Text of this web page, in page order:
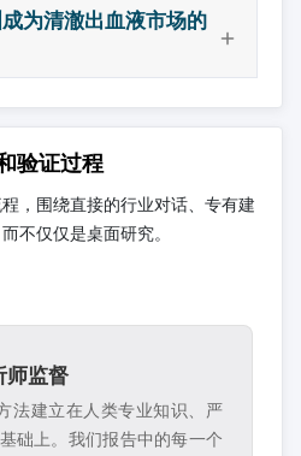
为清澈出血液市场的
验证过程
，围绕直接的行业对话、专有建
不仅仅是桌面研究。
师监督
法建立在人类专业知识、严
础上。我们报告中的每一个